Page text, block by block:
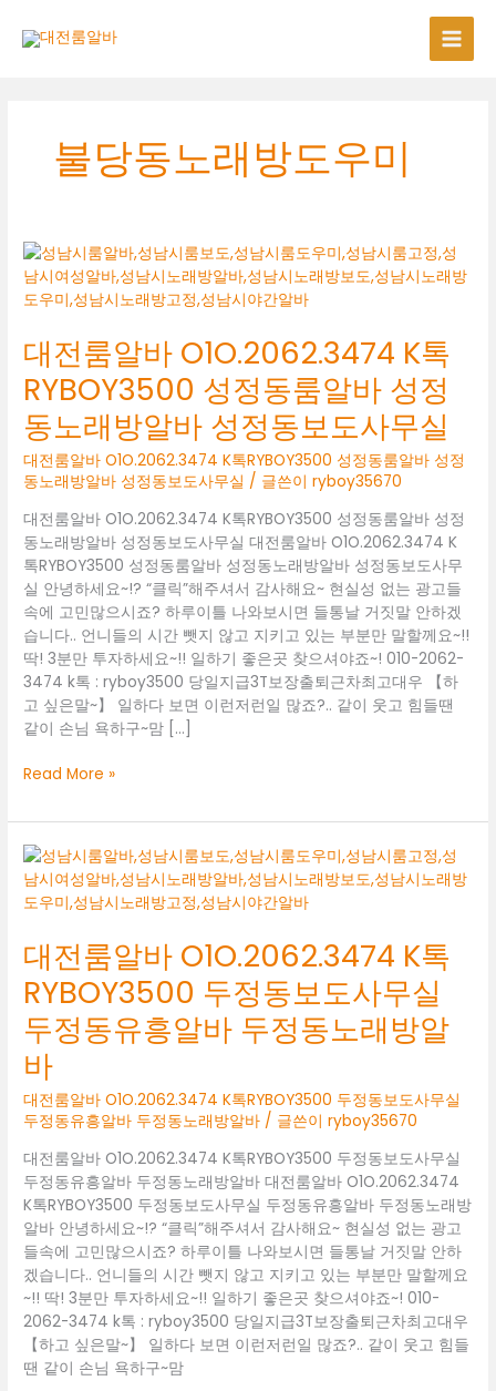
불당동노래방도우미
대전룸알바 O1O.2062.3474 K톡
RYBOY3500 성정동룸알바 성정
동노래방알바 성정동보도사무실
대전룸알바 O1O.2062.3474 K톡RYBOY3500 성정동룸알바 성정
동노래방알바 성정동보도사무실 / 글쓴이ryboy35670
대전룸알바 O1O.2062.3474 K톡RYBOY3500 성정동룸알바 성정
동노래방알바 성정동보도사무실 대전룸알바 O1O.2062.3474 K
톡RYBOY3500 성정동룸알바 성정동노래방알바 성정동보도사무
실 안녕하세요~!? “클릭”해주셔서 감사해요~ 현실성 없는 광고들
속에 고민많으시죠? 하루이틀 나와보시면 들통날 거짓말 안하겠
습니다.. 언니들의 시간 뺏지 않고 지키고 있는 부분만 말할께요~!!
딱! 3분만 투자하세요~!! 일하기 좋은곳 찾으셔야죠~! 010-2062-
3474 k톡 : ryboy3500 당일지급3T보장출퇴근차최고대우 【하
고 싶은말~】 일하다 보면 이런저런일 많죠?.. 같이 웃고 힘들땐
같이 손님 욕하구~맘 […]
대
룸
알
바
O1O.2062.3474
K
RYBOY3500
성
정
동
룸
알
바
성
동
노
래
방
알
바
성
정
동
보
Read More »
대전룸알바 O1O.2062.3474 K톡
RYBOY3500 두정동보도사무실
두정동유흥알바 두정동노래방알
바
대전룸알바 O1O.2062.3474 K톡RYBOY3500 두정동보도사무실
두정동유흥알바 두정동노래방알바 / 글쓴이ryboy35670
대전룸알바 O1O.2062.3474 K톡RYBOY3500 두정동보도사무실
두정동유흥알바 두정동노래방알바 대전룸알바 O1O.2062.3474
K톡RYBOY3500 두정동보도사무실 두정동유흥알바 두정동노래방
알바 안녕하세요~!? “클릭”해주셔서 감사해요~ 현실성 없는 광고
들속에 고민많으시죠? 하루이틀 나와보시면 들통날 거짓말 안하
겠습니다.. 언니들의 시간 뺏지 않고 지키고 있는 부분만 말할께요
~!! 딱! 3분만 투자하세요~!! 일하기 좋은곳 찾으셔야죠~! 010-
2062-3474 k톡 : ryboy3500 당일지급3T보장출퇴근차최고대우
【하고 싶은말~】 일하다 보면 이런저런일 많죠?.. 같이 웃고 힘들
땐 같이 손님 욕하구~맘